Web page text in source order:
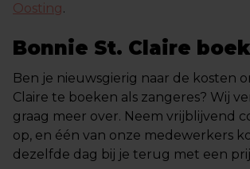
Oosting.
Bonnie St. Claire
Ben je nieuwsgierig naar de kosten
Claire te boeken als zangeres? Wij
graag meer over. Neem vrijblijvend
op, en één van onze medewerkers
dezelfde dag bij je terug met een